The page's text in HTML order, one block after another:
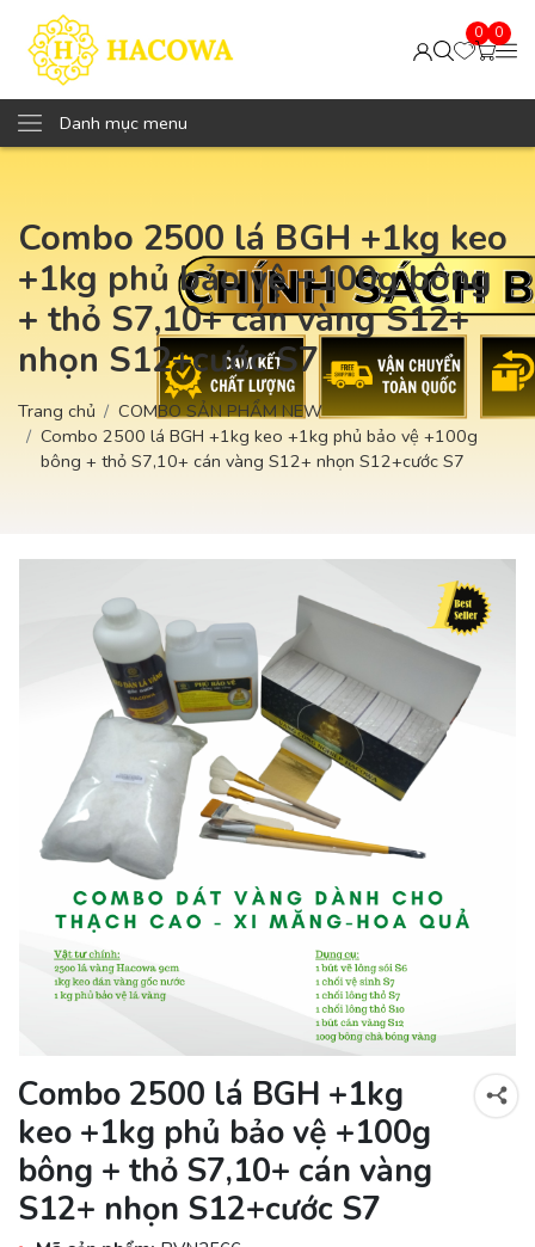
0 0
Danh mục menu
Combo 2500 lá BGH +1kg keo
+1kg phủ bảo vệ +100g bông
+ thỏ S7,10+ cán vàng S12+
nhọn S12+cước S7
Trang chủ
COMBO SẢN PHẨM NEW
Combo 2500 lá BGH +1kg keo +1kg phủ bảo vệ +100g
bông + thỏ S7,10+ cán vàng S12+ nhọn S12+cước S7
Combo 2500 lá BGH +1kg
keo +1kg phủ bảo vệ +100g
bông + thỏ S7,10+ cán vàng
S12+ nhọn S12+cước S7